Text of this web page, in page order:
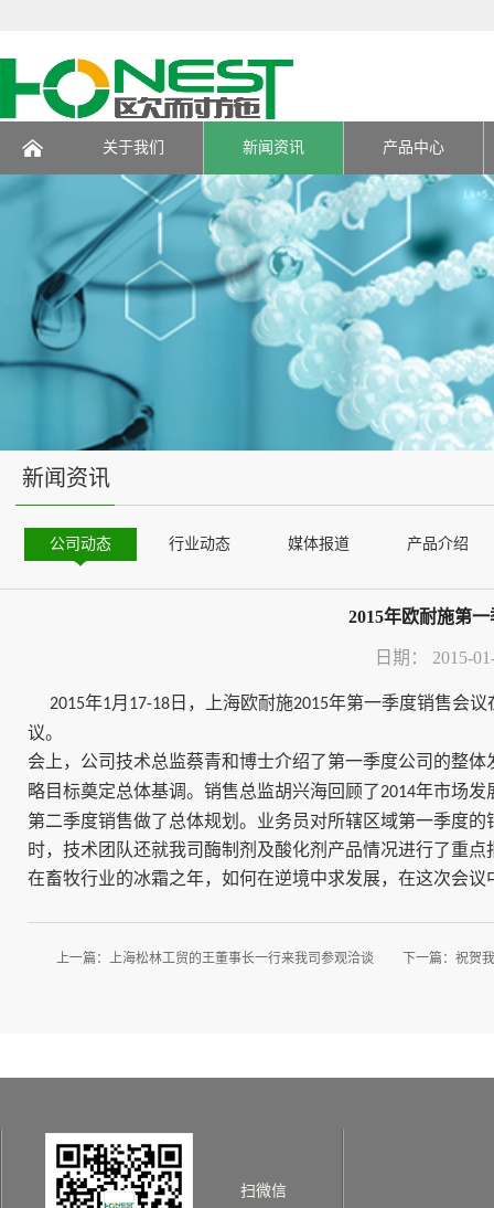
关于我们 新闻资讯 产品中心
新闻资讯
公司动态 行业动态 媒体报道 产品介绍
2015年欧耐施第
日期： 2015-
2015年1月 17-18 日，上海欧耐施2015年第一季度销售会议
议。
会上，公司技术总监蔡青和博士介绍了第一季度公司的整
略目标奠定总体基调。销售总监胡兴海回顾了2014年市场发
第二季度销售做了总体规划。业务员对所辖区域第一季度
时，技术团队还就我司酶制剂及酸化剂产品情况进行了重点
在畜牧行业的冰霜之年，如何在逆境中求发展，在这次会
上一篇： 上海松林工贸的王董事长一行来我司参观洽谈 下一篇： 祝贺
扫微信